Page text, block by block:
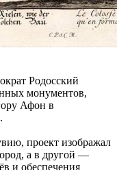
Родосский
монументов,
Афон в
проект изображал
а в другой —
и обеспечения